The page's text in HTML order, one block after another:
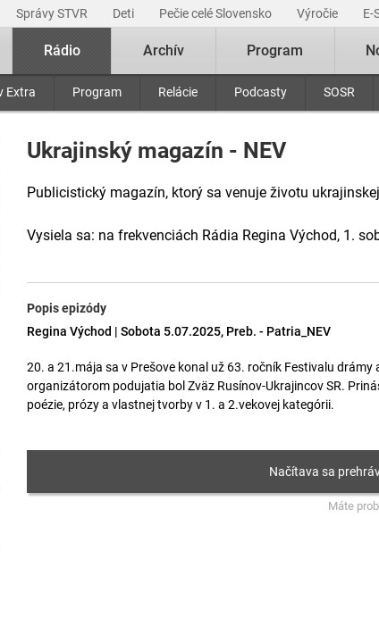
Správy STVR Deti Pečie celé Slovensko Výročie E-
Rádio
Extra Program Relácie Podcasty SOSR
Archív Program
Ukrajinský magazín - NEV
Publicistický magazín, ktorý sa venuje životu
Vysiela sa: na frekvenciách Rádia Regina Východ, 1.
Popis epizódy
Regina Východ | Sobota 5.07.2025, Preb. - Patria_NEV
20. a 21.mája sa v Prešove konal už 63. ročník Festivalu
organizátorom podujatia bol Zväz Rusínov-Ukrajincov SR.
poézie, prózy a vlastnej tvorby v 1. a 2.vekovej kategórii.
Máte